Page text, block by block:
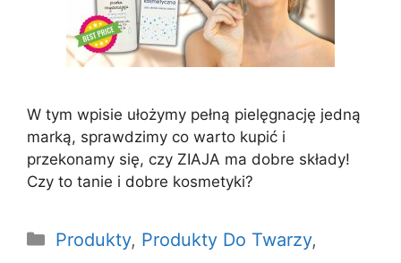
W tym wpisie ułożymy pełną pielęgnację jedną
marką, sprawdzimy co warto kupić i
przekonamy się, czy ZIAJA ma dobre składy!
Czy to tanie i dobre kosmetyki?
Kategorie
Produkty, Produkty Do Twarzy,